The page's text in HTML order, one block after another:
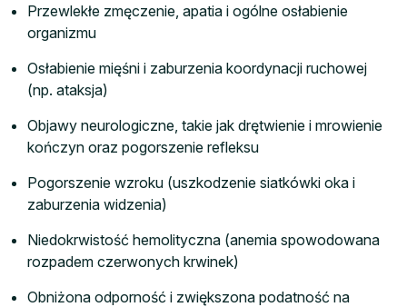
Przewlekłe zmęczenie, apatia i ogólne osłabienie
organizmu
Osłabienie mięśni i zaburzenia koordynacji ruchowej
(np. ataksja)
Objawy neurologiczne, takie jak drętwienie i mrowienie
kończyn oraz pogorszenie refleksu
Pogorszenie wzroku (uszkodzenie siatkówki oka i
zaburzenia widzenia)
Niedokrwistość hemolityczna (anemia spowodowana
rozpadem czerwonych krwinek)
Obniżona odporność i zwiększona podatność na